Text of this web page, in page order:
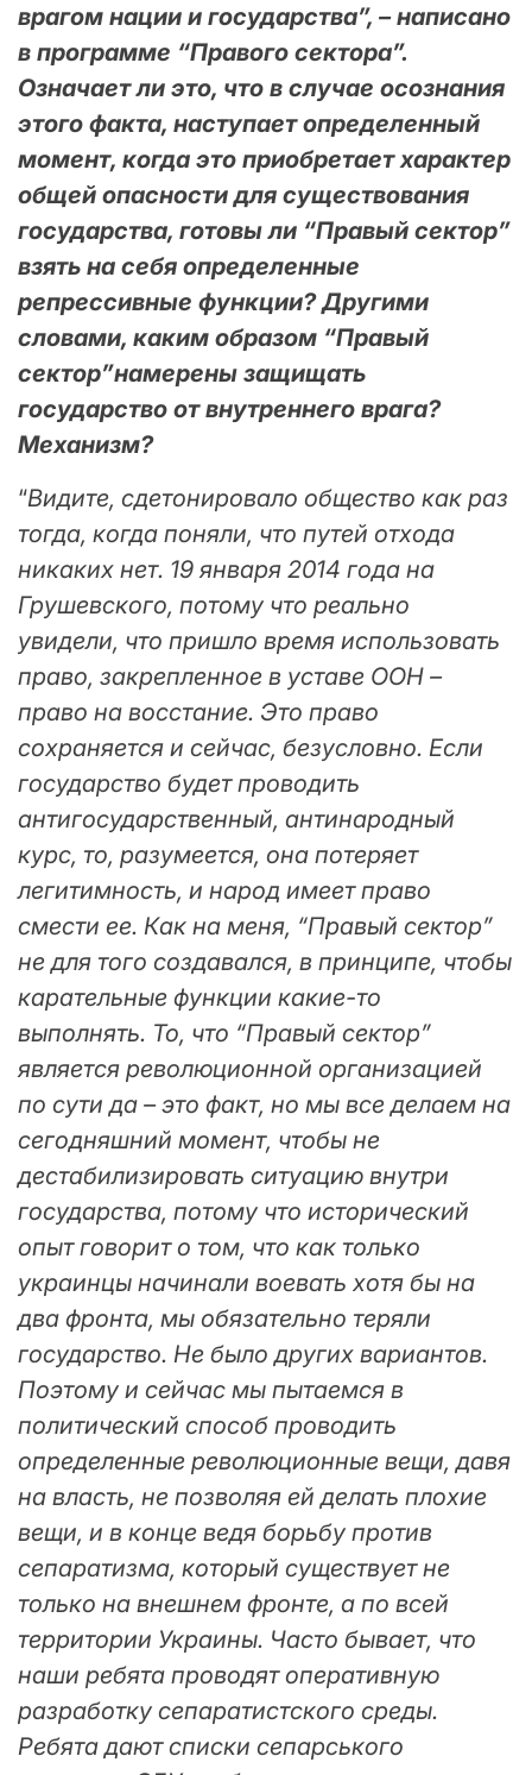
врагом нации и государства”, – написано
в программе “Правого сектора”.
Означает ли это, что в случае осознания
этого факта, наступает определенный
момент, когда это приобретает характер
общей опасности для существования
государства, готовы ли “Правый сектор”
взять на себя определенные
репрессивные функции? Другими
словами, каким образом “Правый
сектор”намерены защищать
государство от внутреннего врага?
Механизм?
“Видите, сдетонировало общество как раз
тогда, когда поняли, что путей отхода
никаких нет. 19 января 2014 года на
Грушевского, потому что реально
увидели, что пришло время использовать
право, закрепленное в уставе ООН –
право на восстание. Это право
сохраняется и сейчас, безусловно. Если
государство будет проводить
антигосударственный, антинародный
курс, то, разумеется, она потеряет
легитимность, и народ имеет право
смести ее. Как на меня, “Правый сектор”
не для того создавался, в принципе, чтобы
карательные функции какие-то
выполнять. То, что “Правый сектор”
является революционной организацией
по сути да – это факт, но мы все делаем на
сегодняшний момент, чтобы не
дестабилизировать ситуацию внутри
государства, потому что исторический
опыт говорит о том, что как только
украинцы начинали воевать хотя бы на
два фронта, мы обязательно теряли
государство. Не было других вариантов.
Поэтому и сейчас мы пытаемся в
политический способ проводить
определенные революционные вещи, давя
на власть, не позволяя ей делать плохие
вещи, и в конце ведя борьбу против
сепаратизма, который существует не
только на внешнем фронте, а по всей
территории Украины. Часто бывает, что
наши ребята проводят оперативную
разработку сепаратистского среды.
Ребята дают списки сепарського